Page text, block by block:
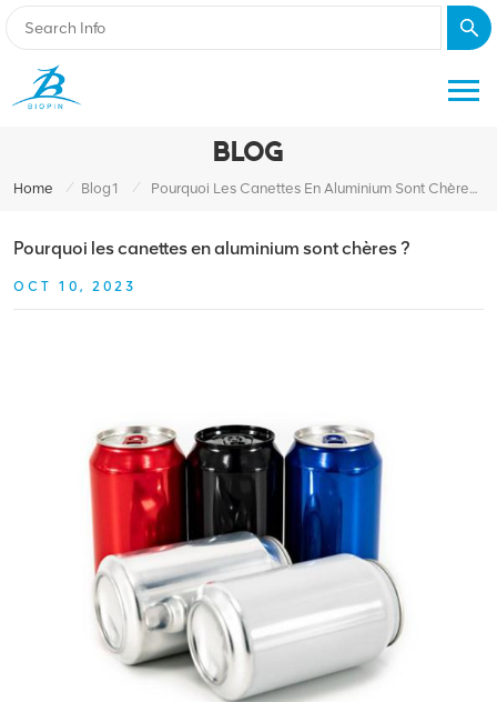
BLOG
Home / Blog1 / Pourquoi Les Canettes En Aluminium Sont Chères ?
Pourquoi les canettes en aluminium sont chères ?
OCT 10, 2023